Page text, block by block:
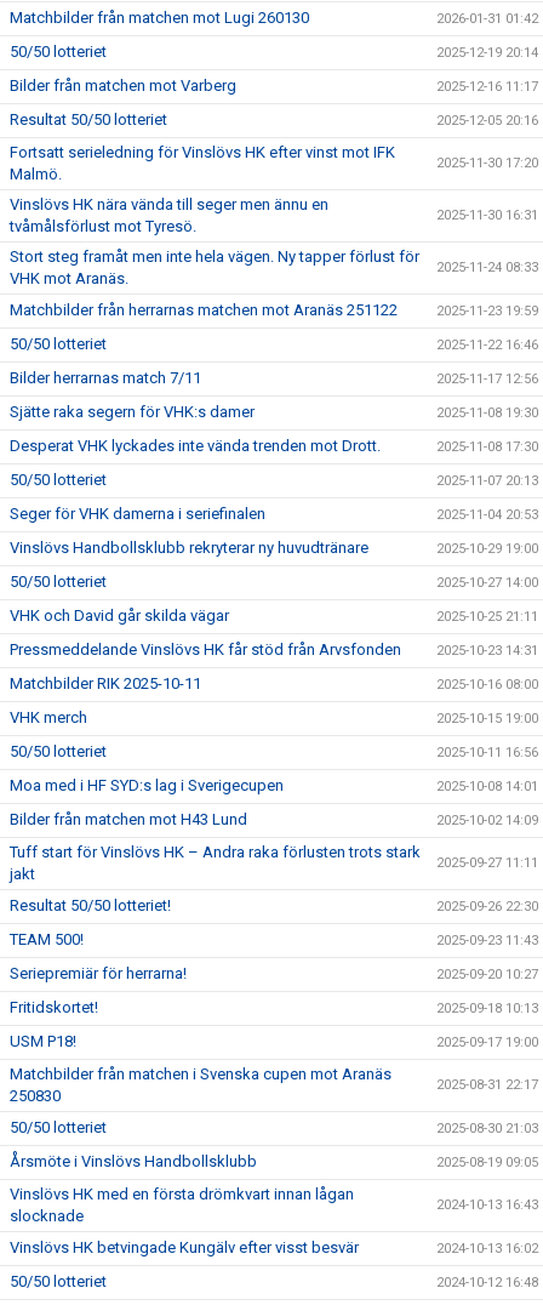
Matchbilder från matchen mot Lugi 260130 2026-01-31 01:42
50/50 lotteriet 2025-12-19 20:14
Bilder från matchen mot Varberg 2025-12-16 11:17
Resultat 50/50 lotteriet 2025-12-05 20:16
Fortsatt serieledning för Vinslövs HK efter vinst mot IFK
Malmö.
2025-11-30 17:20
Vinslövs HK nära vända till seger men ännu en
tvåmålsförlust mot Tyresö.
2025-11-30 16:31
Stort steg framåt men inte hela vägen. Ny tapper förlust för
VHK mot Aranäs.
2025-11-24 08:33
Matchbilder från herrarnas matchen mot Aranäs 251122 2025-11-23 19:59
50/50 lotteriet 2025-11-22 16:46
Bilder herrarnas match 7/11 2025-11-17 12:56
Sjätte raka segern för VHK:s damer 2025-11-08 19:30
Desperat VHK lyckades inte vända trenden mot Drott. 2025-11-08 17:30
50/50 lotteriet 2025-11-07 20:13
Seger för VHK damerna i seriefinalen 2025-11-04 20:53
Vinslövs Handbollsklubb rekryterar ny huvudtränare 2025-10-29 19:00
50/50 lotteriet 2025-10-27 14:00
VHK och David går skilda vägar 2025-10-25 21:11
Pressmeddelande Vinslövs HK får stöd från Arvsfonden 2025-10-23 14:31
Matchbilder RIK 2025-10-11 2025-10-16 08:00
VHK merch 2025-10-15 19:00
50/50 lotteriet 2025-10-11 16:56
Moa med i HF SYD:s lag i Sverigecupen 2025-10-08 14:01
Bilder från matchen mot H43 Lund 2025-10-02 14:09
Tuff start för Vinslövs HK – Andra raka förlusten trots stark
jakt
2025-09-27 11:11
Resultat 50/50 lotteriet! 2025-09-26 22:30
TEAM 500! 2025-09-23 11:43
Seriepremiär för herrarna! 2025-09-20 10:27
Fritidskortet! 2025-09-18 10:13
USM P18! 2025-09-17 19:00
Matchbilder från matchen i Svenska cupen mot Aranäs
250830
2025-08-31 22:17
50/50 lotteriet 2025-08-30 21:03
Årsmöte i Vinslövs Handbollsklubb 2025-08-19 09:05
Vinslövs HK med en första drömkvart innan lågan
slocknade
2024-10-13 16:43
Vinslövs HK betvingade Kungälv efter visst besvär 2024-10-13 16:02
50/50 lotteriet 2024-10-12 16:48